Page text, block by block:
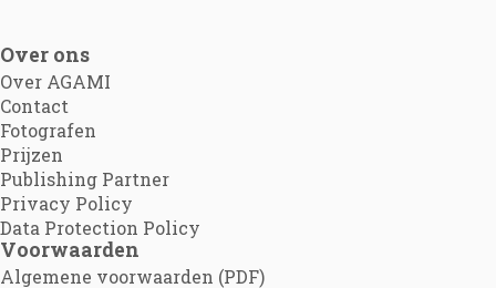
Over ons
Over AGAMI
Contact
Fotografen
Prijzen
Publishing Partner
Privacy Policy
Data Protection Policy
Voorwaarden
Algemene voorwaarden (PDF)